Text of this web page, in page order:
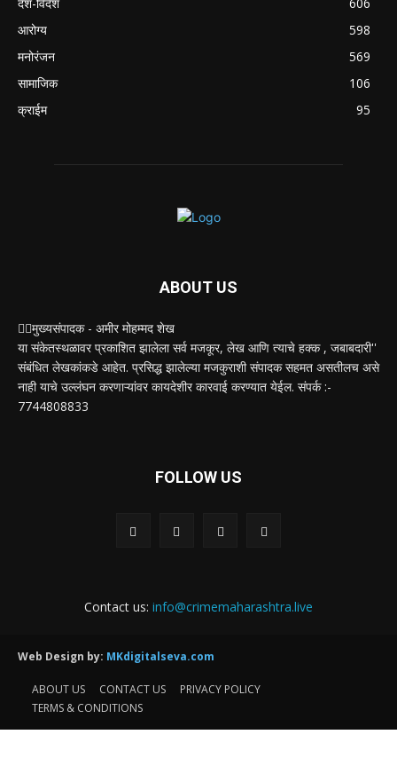
आरोग्य
598
मनोरंजन
569
सामाजिक
106
क्राईम
95
ABOUT US
✍🏻मुख्यसंपादक - अमीर मोहम्मद शेख
या संकेतस्थळावर प्रकाशित झालेला सर्व मजकूर, लेख आणि त्याचे हक्क , जबाबदारी''
संबंधित लेखकांकडे आहेत. प्रसिद्ध झालेल्या मजकुराशी संपादक सहमत असतीलच असे
नाही याचे उल्लंघन करणाऱ्यांवर कायदेशीर कारवाई करण्यात येईल. संपर्क :-
7744808833
FOLLOW US
Contact us: info@crimemaharashtra.live
Web Design by: MKdigitalseva.com
ABOUT US CONTACT US
PRIVACY POLICY
TERMS & CONDITIONS